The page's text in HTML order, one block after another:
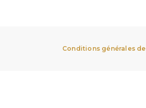
Conditions générales